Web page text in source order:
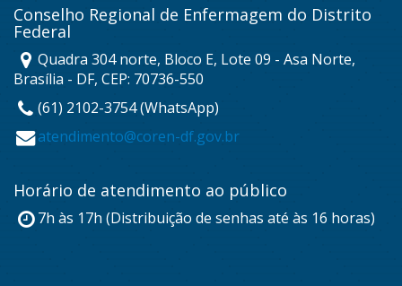
Conselho Regional de Enfermagem do Distrito
Federal
Quadra 304 norte, Bloco E, Lote 09 - Asa Norte,
Brasília - DF, CEP: 70736-550
(61) 2102-3754 (WhatsApp)
atendimento@coren-df.gov.br
Horário de atendimento ao público
7h às 17h (Distribuição de senhas até às 16 horas)